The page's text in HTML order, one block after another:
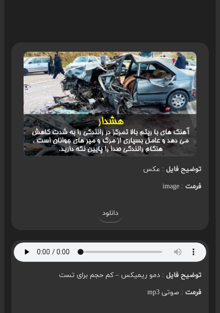
توضیح فایل: عکس
فرمت: image
دانلود
توضیح فایل: دمو ریمیکس – کم حجم برای تست
فرمت: صوتی mp3